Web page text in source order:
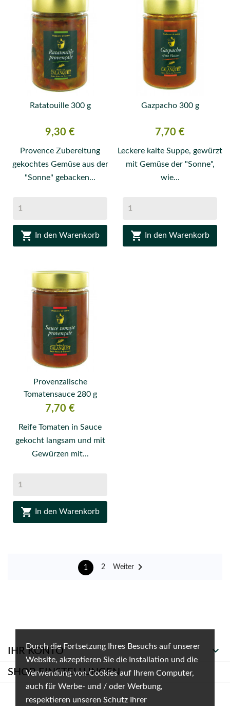
Durch die Fortsetzung Ihres Besuchs auf unserer
Website, akzeptieren Sie die Installation und die
Verwendung von Cookies auf Ihrem Computer,
auch für Werbe- und / oder Werbung,
respektieren unseren Schutz Ihrer
Ratatouille 300 g
Preis
9,30 €
Provence Zubereitung
gekochtes Gemüse aus der
"Sonne" gebacken...
 In den Warenkorb
Gazpacho 300 g
Preis
7,70 €
Leckere kalte Suppe, gewürzt
mit Gemüse der "Sonne",
wie...
 In den Warenkorb
Provenzalische
Tomatensauce 280 g
Preis
7,70 €
Reife Tomaten in Sauce
gekocht langsam und mit
Gewürzen mit...
 In den Warenkorb
1 2 Weiter 
IHR KONTO 
SHOP-EINSTELLUNGEN